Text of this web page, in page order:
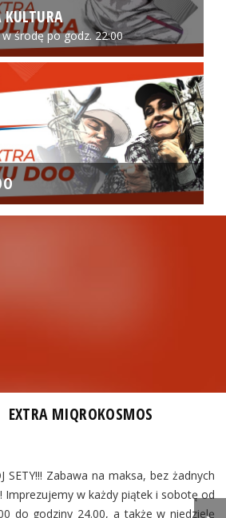
KULTURA
w środę po godz. 22:00
EXTRA MIQROKOSMOS
SETY!!! Zabawa na maksa, bez żadnych
Imprezujemy w każdy piątek i sobotę od
do godziny 24.00, a także w niedzielę